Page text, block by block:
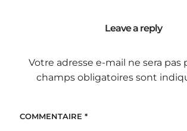
Leave a reply
Votre adresse e-mail ne sera pas
champs obligatoires sont
COMMENTAIRE *